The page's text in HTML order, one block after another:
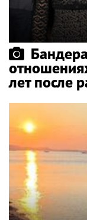
лет после